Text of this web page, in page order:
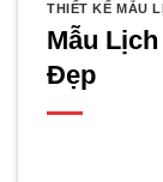
THIẾT KẾ MẪU
Mẫu
Đẹp